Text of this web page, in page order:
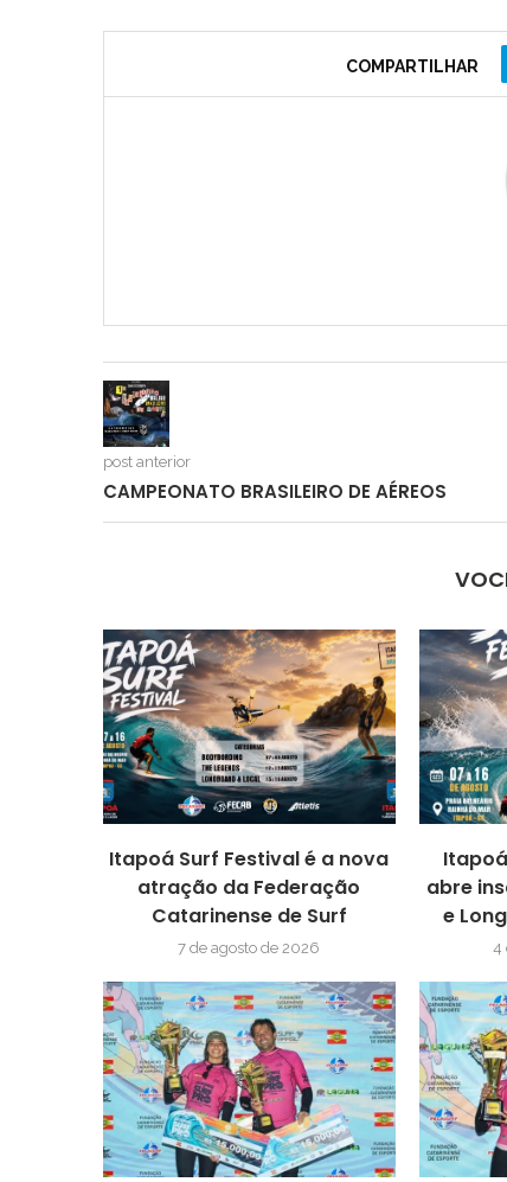
COMPARTILHAR
post anterior
CAMPEONATO BRASILEIRO DE AÉREOS
Itapoá Surf Festival é a nova
atração da Federação
Catarinense de Surf
7 de agosto de 2026
abre
e
4